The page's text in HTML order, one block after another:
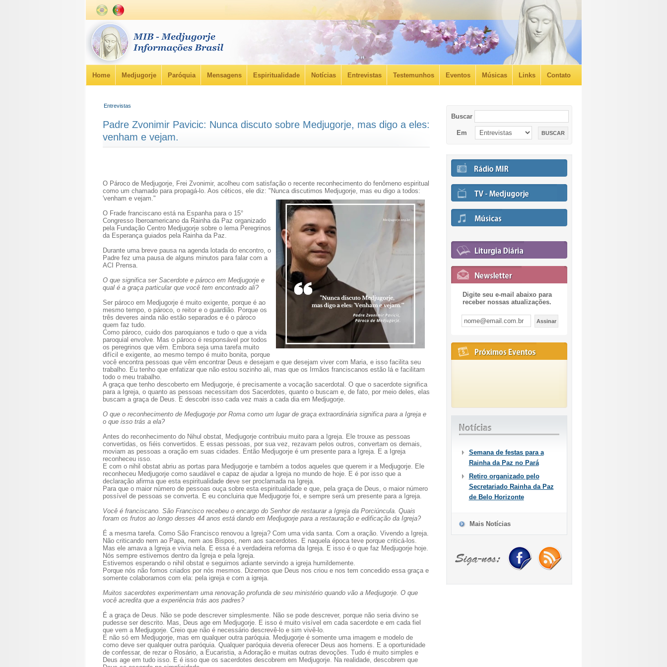
Home Medjugorje Paróquia Mensagens Espiritualidade Notícias Entrevistas Testemunhos Eventos Músicas Links Contato
Entrevistas
Padre Zvonimir Pavicic: Nunca discuto sobre Medjugorje, mas digo a eles:
venham e vejam.
O Pároco de Medjugorje, Frei Zvonimir, acolheu com satisfação o recente reconhecimento do fenômeno espiritual
como um chamado para propagá-lo. Aos céticos, ele diz: "Nunca discutimos Medjugorje, mas eu digo a todos:
'venham e vejam."
O Frade franciscano está na Espanha para o 15°
Congresso Iberoamericano da Rainha da Paz organizado
pela Fundação Centro Medjugorje sobre o lema Peregrinos
da Esperança guiados pela Rainha da Paz.
Durante uma breve pausa na agenda lotada do encontro, o
Padre fez uma pausa de alguns minutos para falar com a
ACI Prensa.
O que significa ser Sacerdote e pároco em Medjugorje e
qual é a graça particular que você tem encontrado ali?
Ser pároco em Medjugorje é muito exigente, porque é ao
mesmo tempo, o pároco, o reitor e o guardião. Porque os
três deveres ainda não estão separados e é o pároco
quem faz tudo.
Como pároco, cuido dos paroquianos e tudo o que a vida
paroquial envolve. Mas o pároco é responsável por todos
os peregrinos que vêm. Embora seja uma tarefa muito
difícil e exigente, ao mesmo tempo é muito bonita, porque
você encontra pessoas que vêm encontrar Deus e desejam e que desejam viver com Maria, e isso facilita seu
trabalho. Eu tenho que enfatizar que não estou sozinho ali, mas que os Irmãos franciscanos estão lá e facilitam
todo o meu trabalho.
A graça que tenho descoberto em Medjugorje, é precisamente a vocação sacerdotal. O que o sacerdote significa
para a Igreja, o quanto as pessoas necessitam dos Sacerdotes, quanto o buscam e, de fato, por meio deles, elas
buscam a graça de Deus. E descobri isso cada vez mais a cada dia em Medjugorje.
O que o reconhecimento de Medjugorje por Roma como um lugar de graça extraordinária significa para a Igreja e
o que isso trás a ela?
Antes do reconhecimento do Nihul obstat, Medjugorje contribuiu muito para a Igreja. Ele trouxe as pessoas
convertidas, os fiéis convertidos. E essas pessoas, por sua vez, rezavam pelos outros, convertam os demais,
moviam as pessoas a oração em suas cidades. Então Medjugorje é um presente para a Igreja. E a Igreja
reconheceu isso.
E com o nihil obstat abriu as portas para Medjugorje e também a todos aqueles que querem ir a Medjugorje. Ele
reconheceu Medjugorje como saudável e capaz de ajudar a Igreja no mundo de hoje. E é por isso que a
declaração afirma que esta espiritualidade deve ser proclamada na Igreja.
Para que o maior número de pessoas ouça sobre esta espiritualidade e que, pela graça de Deus, o maior número
possível de pessoas se converta. E eu concluiria que Medjugorje foi, e sempre será um presente para a Igreja.
Você é franciscano. São Francisco recebeu o encargo do Senhor de restaurar a Igreja da Porciúncula. Quais
foram os frutos ao longo desses 44 anos está dando em Medjugorje para a restauração e edificação da Igreja?
É a mesma tarefa. Como São Francisco renovou a Igreja? Com uma vida santa. Com a oração. Vivendo a Igreja.
Não criticando nem ao Papa, nem aos Bispos, nem aos sacerdotes. E naquela época teve porque criticá-los.
Mas ele amava a Igreja e vivia nela. E essa é a verdadeira reforma da Igreja. E isso é o que faz Medjugorje hoje.
Nós sempre estivemos dentro da Igreja e pela Igreja.
Estivemos esperando o nihil obstat e seguimos adiante servindo a igreja humildemente.
Porque nós não fomos criados por nós mesmos. Dizemos que Deus nos criou e nos tem concedido essa graça e
somente colaboramos com ela: pela igreja e com a igreja.
Muitos sacerdotes experimentam uma renovação profunda de seu ministério quando vão a Medjugorje. O que
você acredita que a experiência trás aos padres?
É a graça de Deus. Não se pode descrever simplesmente. Não se pode descrever, porque não seria divino se
pudesse ser descrito. Mas, Deus age em Medjugorje. E isso é muito visível em cada sacerdote e em cada fiel
que vem a Medjugorje. Creio que não é necessário descrevê-lo e sim vivê-lo.
E não só em Medjugorje, mas em qualquer outra paróquia. Medjugorje é somente uma imagem e modelo de
como deve ser qualquer outra paróquia. Qualquer paróquia deveria oferecer Deus aos homens. E a oportunidade
de confessar, de rezar o Rosário, a Eucaristia, a Adoração e muitas outras devoções. Tudo é muito simples e
Deus age em tudo isso. E é isso que os sacerdotes descobrem em Medjugorje. Na realidade, descobrem que
Buscar
Em
Digite seu e-mail abaixo para
receber nossas atualizações.
Semana de festas para a
Rainha da Paz no Pará
Retiro organizado pelo
Secretariado Rainha da Paz
de Belo Horizonte
Mais Notícias